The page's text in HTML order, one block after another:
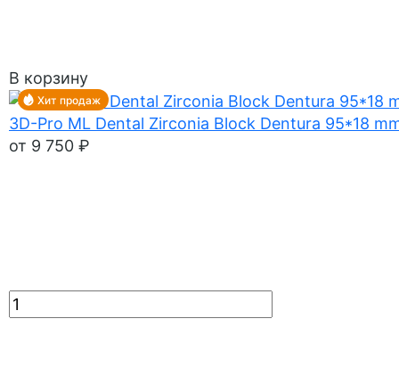
В корзину
Хит продаж
3D-Pro ML Dental Zirconia Block Dentura 95*18
от 9 750 ₽